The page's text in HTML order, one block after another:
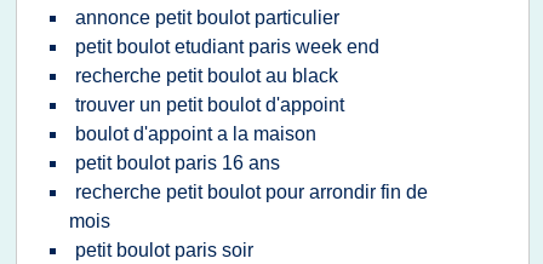
annonce petit boulot particulier
petit boulot etudiant paris week end
recherche petit boulot au black
trouver un petit boulot d'appoint
boulot d'appoint a la maison
petit boulot paris 16 ans
recherche petit boulot pour arrondir fin de
mois
petit boulot paris soir